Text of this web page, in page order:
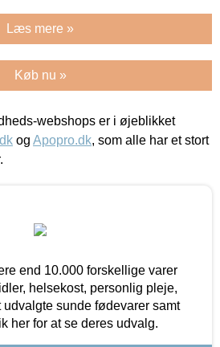
Læs mere »
Køb nu »
webshops er i øjeblikket
og Apopro.dk, som alle har et stort
end 10.000 forskellige varer
helsekost, personlig pleje,
sunde fødevarer samt
her for at se deres udvalg.